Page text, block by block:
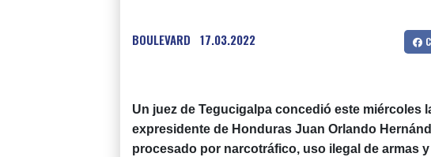
BOULEVARD 17.03.2022
Un juez de Tegucigalpa concedió este miércoles
expresidente de Honduras Juan Orlando
procesado por narcotráfico, uso ilegal de armas